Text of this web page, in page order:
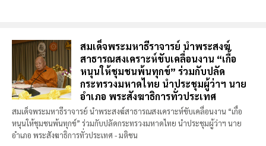
สมเด็จพระมหาธีราจารย์ นำพระสงฆ์
สาธารณสงเคราะห์ขับเคลื่อนงาน “เกื้อ
หนุนให้ชุมชนพ้นทุกข์” ร่วมกับปลัด
กระทรวงมหาดไทย นำประชุมผู้ว่าฯ นาย
อำเภอ พระสังฆาธิการทั่วประเทศ
สมเด็จพระมหาธีราจารย์ นำพระสงฆ์สาธารณสงเคราะห์ขับเคลื่อนงาน “เกื้อ
หนุนให้ชุมชนพ้นทุกข์” ร่วมกับปลัดกระทรวงมหาดไทย นำประชุมผู้ว่าฯ นาย
อำเภอ พระสังฆาธิการทั่วประเทศ - มติชน